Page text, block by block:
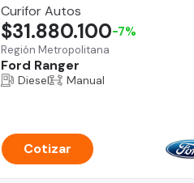
Curifor Autos
Región Metropolitana
Ford Ranger
$31.880.100-7%
Diesel Manual
Cotizar